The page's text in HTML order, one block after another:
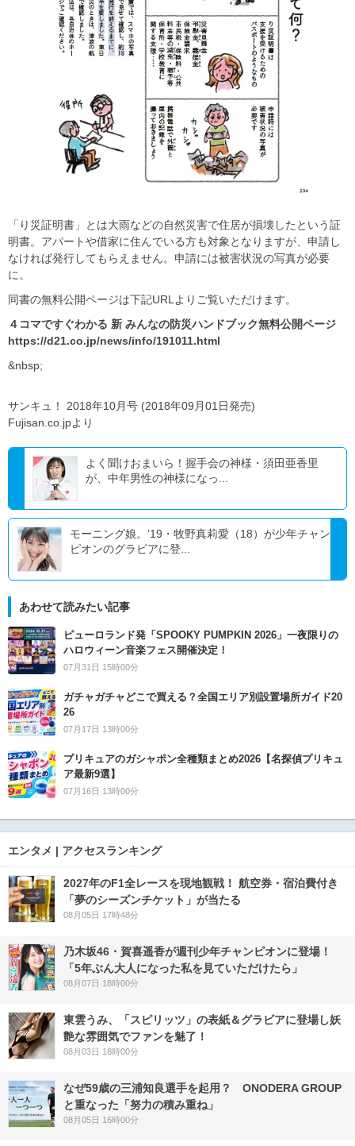
「り災証明書」とは大雨などの自然災害で住居が損壊したという証
明書。アパートや借家に住んでいる方も対象となりますが、申請し
なければ発行してもらえません。申請には被害状況の写真が必要
に。
同書の無料公開ページは下記URLよりご覧いただけます。
４コマですぐわかる 新 みんなの防災ハンドブック無料公開ページ
https://d21.co.jp/news/info/191011.html
&nbsp;
サンキュ！ 2018年10月号 (2018年09月01日発売)
Fujisan.co.jpより
よく聞けおまいら！握手会の神様・須田亜香里
が、中年男性の神様になっ...
モーニング娘。’19・牧野真莉愛（18）が少年チャン
ピオンのグラビアに登...
あわせて読みたい記事
ピューロランド発「SPOOKY PUMPKIN 2026」一夜限りの
ハロウィーン音楽フェス開催決定！
07月31日 15時00分
ガチャガチャどこで買える？全国エリア別設置場所ガイド20
26
07月17日 13時00分
プリキュアのガシャポン全種類まとめ2026【名探偵プリキュ
ア最新9選】
07月16日 13時00分
エンタメ | アクセスランキング
2027年のF1全レースを現地観戦！ 航空券・宿泊費付き
「夢のシーズンチケット」が当たる
08月05日 17時48分
乃木坂46・賀喜遥香が週刊少年チャンピオンに登場！
「5年ぶん大人になった私を見ていただけたら」
08月07日 18時00分
東雲うみ、「スピリッツ」の表紙＆グラビアに登場し妖
艶な雰囲気でファンを魅了！
08月03日 18時00分
なぜ59歳の三浦知良選手を起用？ ONODERA GROUP
と重なった「努力の積み重ね」
08月05日 16時00分